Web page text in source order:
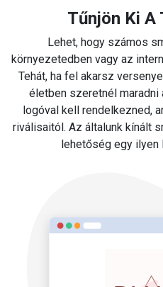
Tűnjön Ki A
Lehet, hogy számos
környezetedben vagy az
Tehát, ha fel akarsz
életben szeretnél maradni
logóval kell rendelkezned,
riválisaitól. Az általunk kínált
lehetőség egy ilyen